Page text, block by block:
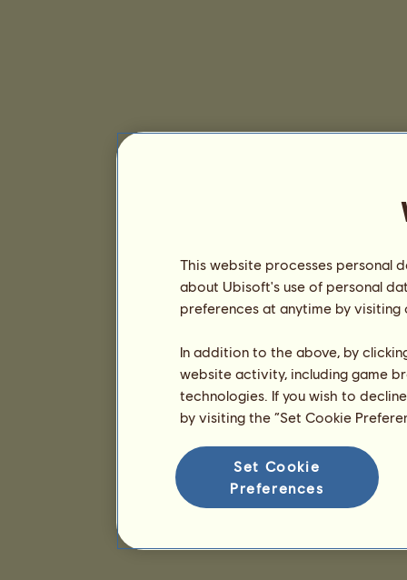
This website processes personal
about Ubisoft's use of personal
preferences at anytime by
In addition to the above, by
website activity, including game
technologies. If you wish to
by visiting the “Set Cookie
Set Cookie
Preferences